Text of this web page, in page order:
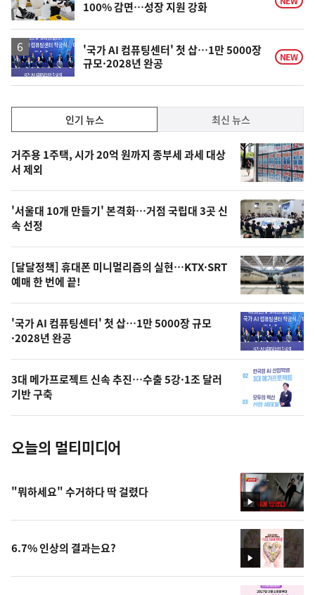
100% 감면…성장 지원 강화
'국가 AI 컴퓨팅센터' 첫 삽…1만 5000장
규모·2028년 완공
NEW
기,
최
신,
오
늘
의
영
상
오
의
사
진
인기 뉴스 최신 뉴스
인
기
뉴
스
거주용 1주택, 시가 20억 원까지 종부세 과세 대상
서 제외
'서울대 10개 만들기' 본격화…거점 국립대 3곳 신
속 선정
[달달정책] 휴대폰 미니멀리즘의 실현…KTX·SRT
예매 한 번에 끝!
'국가 AI 컴퓨팅센터' 첫 삽…1만 5000장 규모
·2028년 완공
3대 메가프로젝트 신속 추진…수출 5강·1조 달러
기반 구축
오늘의 멀티미디어
영
상
"뭐하세요" 수거하다 딱 걸렸다
영
상
6.7% 인상의 결과는요?